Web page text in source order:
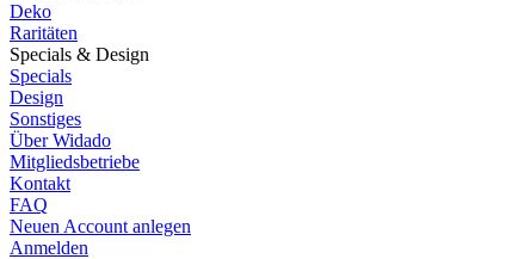
Deko
Raritäten
Specials & Design
Specials
Design
Sonstiges
Über Widado
Mitgliedsbetriebe
Kontakt
FAQ
Neuen Account anlegen
Anmelden